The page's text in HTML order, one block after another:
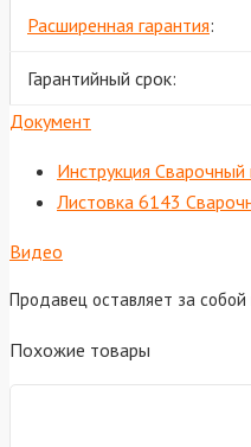
Расширенная гарантия:
Гарантийный срок:
Документ
Инструкция
Листовка 6143
Видео
Продавец оставляет за
Похожие товары